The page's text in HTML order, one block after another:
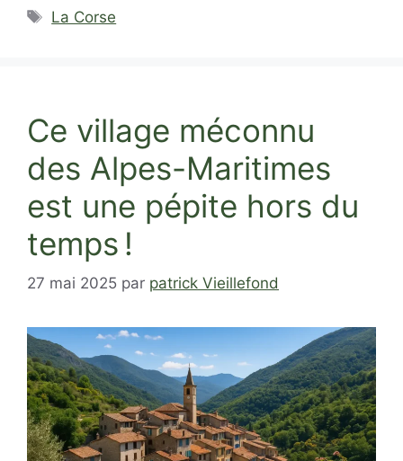
Étiquettes
La Corse
Ce village méconnu
des Alpes-Maritimes
est une pépite hors du
temps !
27 mai 2025 par patrick Vieillefond